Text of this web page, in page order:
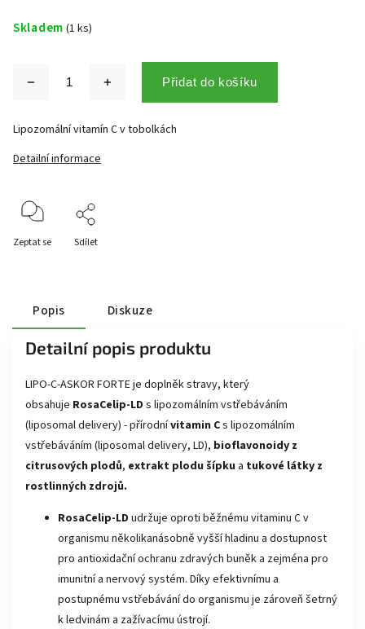
Skladem (1 ks)
Přidat do košíku
Lipozomální vitamín C v tobolkách
Detailní informace
Zeptat se Sdílet
Popis Diskuze
Detailní popis produktu
LIPO-C-ASKOR FORTE je doplněk stravy, který
obsahuje RosaCelip-LD s lipozomálním vstřebáváním
(liposomal delivery) - přírodnívitamin Cs lipozomálním
vstřebáváním (liposomal delivery, LD), bioflavonoidy z
citrusových plodů, extrakt plodu šípku a tukové látky z
rostlinných zdrojů.
RosaCelip-LD udržuje oproti běžnému vitaminu C v
organismu několikanásobně vyšší hladinu a dostupnost
pro antioxidační ochranu zdravých buněk a zejména pro
imunitní a nervový systém. Díky efektivnímu a
postupnému vstřebávání do organismu je zároveň šetrný
k ledvinám a zažívacímu ústrojí.